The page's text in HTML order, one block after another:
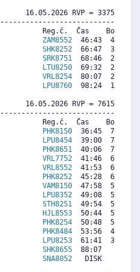
16.05.2026 RVP = 3375/
Reg.č.  Čas    Body
ZAM8552
46:43  4113
SHK8252
66:47  3010
SRK8751
68:46  2901
Jana
LTU8250
69:32  2859
VRL8254
80:07  2276
LPU8760
98:24  1271
16.05.2026 RVP = 7615/
Reg.č.  Čas    Body
PHK8150
36:45  7863
LPU8454
39:00  7426
PHK8651
40:06  7212
VRL7752
41:46  6888
VRL8552
41:53  6866
PHK8252
45:28  6170
VAM8150
47:58  5684
LPU8352
49:08  5458
Dana
STH8251
49:54  5309
HJL8553
50:44  5147
PHK8254
50:48  5134
PHK8484
53:56  4525
LPU8253
61:41  3020
SHK8655
88:07     0
SNA8052
DISK     0